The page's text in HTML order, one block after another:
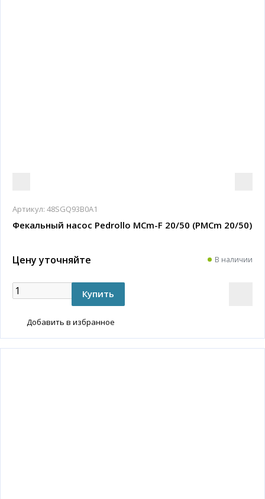
Артикул: 48SGQ93B0A1
Фекальный насос Pedrollo MCm-F 20/50 (PMCm 20/50)
Цену уточняйте В наличии
Добавить в избранное